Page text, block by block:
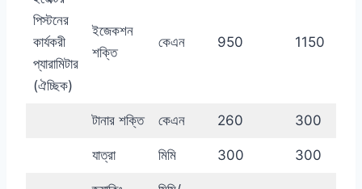
পিস্টনের
কার্যকরী
প্যারামিটার
(ঐচ্ছিক)
ইজেকশন
শক্তি
কেএন 950 1150
টানার শক্তি কেএন 260 300
যাত্রা মিমি 300 300